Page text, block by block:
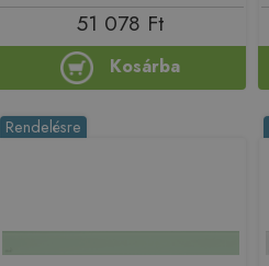
51 078 Ft
Kosárba
Rendelésre